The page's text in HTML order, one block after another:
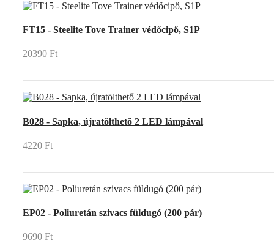
FT15 - Steelite Tove Trainer védőcipő, S1P
20390 Ft
B028 - Sapka, újratölthető 2 LED lámpával
4220 Ft
EP02 - Poliuretán szivacs füldugó (200 pár)
9690 Ft